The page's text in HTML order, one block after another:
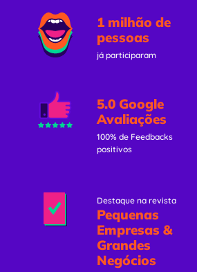
1 milhão de
pessoas
já participaram
5.0 Google
Avaliações
100% de Feedbacks
positivos
Destaque na revista
Pequenas
Empresas &
Grandes
Negócios